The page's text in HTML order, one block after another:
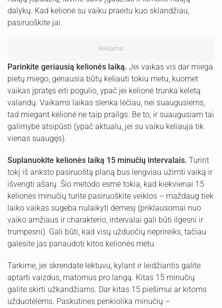
dalykų. Kad kelionė su vaiku praeitu kuo sklandžiau,
pasiruoškite jai.
Reklama:
Parinkite geriausią kelionės laiką. Jei vaikas vis dar miega
pietų miego, geriausia būtų keliauti tokiu metu, kuomet
vaikas įpratęs eiti pogulio, ypač jei kelionė trunka keletą
valandų. Vaikams laikas slenka lėčiau, nei suaugusiems,
tad miegant kelionė ne taip prailgs. Be to, ir suaugusiam tai
galimybė atsipūsti (ypač aktualu, jei su vaiku keliauja tik
vienas suaugęs).
Suplanuokite kelionės laiką 15 minučių intervalais. Turint
tokį iš anksto pasiruoštą planą bus lengviau užimti vaiką ir
išvengti ašarų. Šio metodo esmė tokia, kad kiekvienai 15
kelionės minučių turite pasiruoškite veiklos – maždaug tiek
laiko vaikas sugeba nulaikyti dėmesį (priklausomai nuo
vaiko amžiaus ir charakterio, intervalai gali būti ilgesni ir
trumpesni). Gali būti, kad visų užduočių neprireiks, tačiau
galėsite jas panaudoti kitos kelionės metu.
Tarkime, jei skrendate lėktuvu, kylant ir leidžiantis galite
aptarti vaizdus, matomus pro langą. Kitas 15 minučių
galite skirti užkandžiams. Dar kitas 15 piešimui ar kitoms
užduotėlėms. Paskutines penkiolika minučių –